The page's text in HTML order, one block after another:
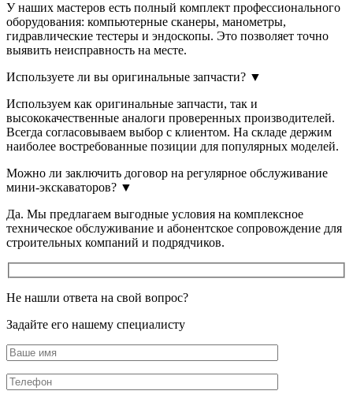
У наших мастеров есть полный комплект профессионального
оборудования: компьютерные сканеры, манометры,
гидравлические тестеры и эндоскопы. Это позволяет точно
выявить неисправность на месте.
Используете ли вы оригинальные запчасти? ▼
Используем как оригинальные запчасти, так и
высококачественные аналоги проверенных производителей.
Всегда согласовываем выбор с клиентом. На складе держим
наиболее востребованные позиции для популярных моделей.
Можно ли заключить договор на регулярное обслуживание
мини-экскаваторов? ▼
Да. Мы предлагаем выгодные условия на комплексное
техническое обслуживание и абонентское сопровождение для
строительных компаний и подрядчиков.
Не нашли ответа на свой вопрос?
Задайте его нашему специалисту